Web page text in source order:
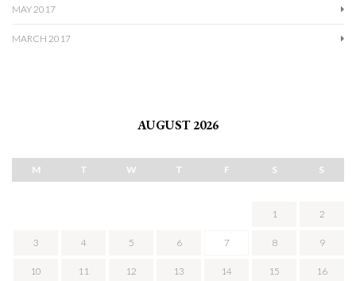
MAY 2017
MARCH 2017
AUGUST 2026
M T W T F S S
1 2
3 4 5 6 7 8 9
10 11 12 13 14 15 16